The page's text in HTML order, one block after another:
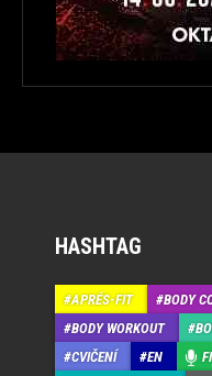
HASHTAG
APRÉS-FIT BODY
BODY WORKOUT
CVIČENÍ
EN